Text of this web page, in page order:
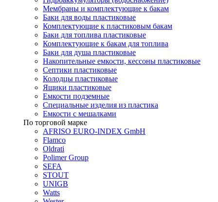
Мембраны и комплектующие к бакам
Баки для воды пластиковые
Комплектующие к пластиковым бакам
Баки для топлива пластиковые
Комплектующие к бакам для топлива
Баки для душа пластиковые
Накопительные емкости, кессоны пластиковые
Септики пластиковые
Колодцы пластиковые
Ящики пластиковые
Емкости подземные
Специальные изделия из пластика
Емкости с мешалками
По торговой марке
AFRISO EURO-INDEX GmbH
Flamco
Oldrati
Polimer Group
SEFA
STOUT
UNIGB
Watts